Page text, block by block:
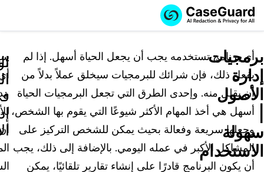
اشترك في CaseGuard Studio
قم بتوظيفنا للقيام بمهام التنقيح الخاصة بك
الميزات
تنقيح وتعتيم ملفات الفيديو
تنقيح وتعتيم المستندات
تنقيح وتعتيم الصوت
القطاعات
قوات القانون
قطاع النقل
الأسعار
مصادر المعرفة
توضيحياً
English
Español
برمجيات
إدارة
الأصول
سهولة
الاستخدام
أي برنامج تستخدمه يجب أن يجعل الحياة أسهل. إذا لم
يفعل ذلك، فإن شرائك للبرمجيات سيخلق عملاً بدلاً من
أن يقلل منه. وإحدى الطرق التي تجعل البرمجيات الحياة
أسهل هي أخذ المهام الأكثر شيوعًا التي يقوم بها الشخص،
وجعلها سريعة وفعالة بحيث يمكن للشخص التركيز على
المشاكل الأكبر في عمله اليومي. بالإضافة إلى ذلك، يجب
أن يكون البرنامج قادرًا على إنشاء تقارير تلقائيًا، يمكن